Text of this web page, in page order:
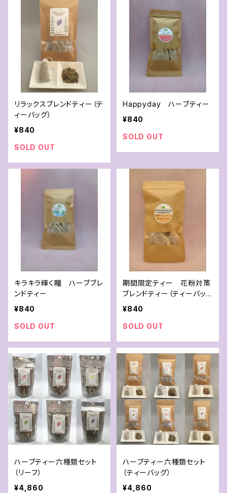
リラックスブレンドティー（テ
ィーバッグ）
¥840
SOLD OUT
Happyday ハーブティー
¥840
SOLD OUT
キラキラ輝く瞳 ハーブブレ
ンドティー
¥840
SOLD OUT
期間限定ティー 花粉対策
ブレンドティー（ティーバッ
グ）
¥840
SOLD OUT
ハーブティー六種類セット
（リーフ）
¥4,860
ハーブティー六種類セット
（ティーバッグ）
¥4,860